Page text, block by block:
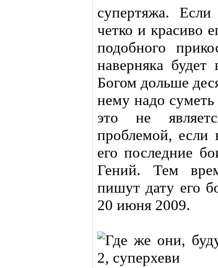
супертяжа.
четко и красиво
подобного
наверняка
Богом дольше
нему надо
это не
проблемой, если
его последние
Гений. Тем
пишут дату его
20 июня 2009.